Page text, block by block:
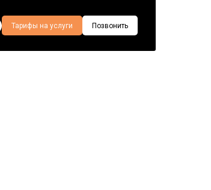
Тарифы на услуги Позвонить